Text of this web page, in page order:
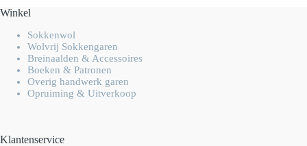
Winkel
Sokkenwol
Wolvrij Sokkengaren
Breinaalden & Accessoires
Boeken & Patronen
Overig handwerk garen
Opruiming & Uitverkoop
Klantenservice